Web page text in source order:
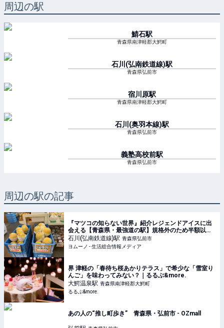
周辺の駅
鯖石駅
青森県南津軽郡大鰐町
石川(弘南鉄道線)駅
青森県弘前市
宿川原駅
青森県南津軽郡大鰐町
石川(奥羽本線)駅
青森県弘前市
義塾高校前駅
青森県弘前市
周辺の駅の記事
『マツコの知らない世界』紹介レジェンドアイスに出
会える【青森県・最強道の駅】規格外のため半額以下
(感涙)超高級メロン…夏の“ひんやり”を大量ゲット！ |
ヨムーノ
石川(弘南鉄道線)駅 青森県弘前市
ヨムーノ - 生活総合情報メディア
界 津軽の「春待ち桜あかりテラス」で希少な「雪室り
んご」を味わってみない？｜るるぶ&more.
大鰐温泉駅 青森県南津軽郡大鰐町
るるぶ&more.
あの人の“推し町歩き” 青森県・弘前市 - OZmall